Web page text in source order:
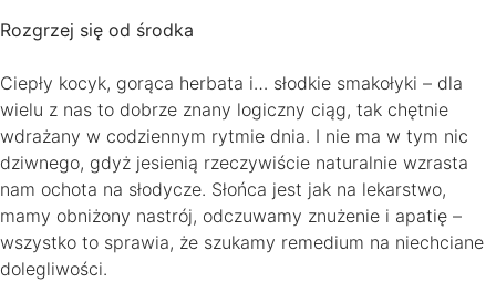
Rozgrzej się od środka
Ciepły kocyk, gorąca herbata i… słodkie smakołyki – dla
wielu z nas to dobrze znany logiczny ciąg, tak chętnie
wdrażany w codziennym rytmie dnia. I nie ma w tym nic
dziwnego, gdyż jesienią rzeczywiście naturalnie wzrasta
nam ochota na słodycze. Słońca jest jak na lekarstwo,
mamy obniżony nastrój, odczuwamy znużenie i apatię –
wszystko to sprawia, że szukamy remedium na niechciane
dolegliwości.